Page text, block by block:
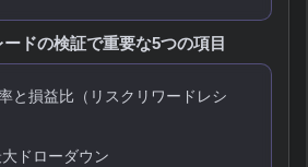
ドの検証で重要な5つの項目
と損益比（リスクリワードレシ
ドローダウン